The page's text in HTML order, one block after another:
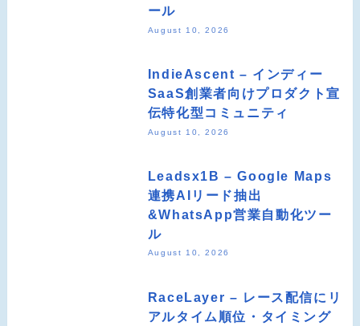
ール
August 10, 2026
IndieAscent – インディー
SaaS創業者向けプロダクト宣
伝特化型コミュニティ
August 10, 2026
Leadsx1B – Google Maps
連携AIリード抽出
&WhatsApp営業自動化ツー
ル
August 10, 2026
RaceLayer – レース配信にリ
アルタイム順位・タイミング